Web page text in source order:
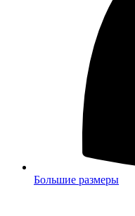
Большие размеры